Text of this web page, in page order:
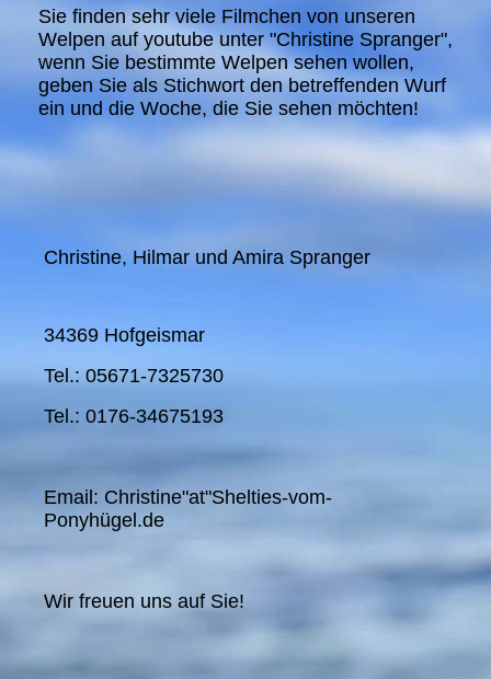
Sie finden sehr viele Filmchen von unseren
Welpen auf youtube unter "Christine Spranger",
wenn Sie bestimmte Welpen sehen wollen,
geben Sie als Stichwort den betreffenden Wurf
ein und die Woche, die Sie sehen möchten!
Christine, Hilmar und Amira Spranger
34369 Hofgeismar
Tel.: 05671-7325730
Tel.: 0176-34675193
Email: Christine"at"Shelties-vom-
Ponyhügel.de
Wir freuen uns auf Sie!